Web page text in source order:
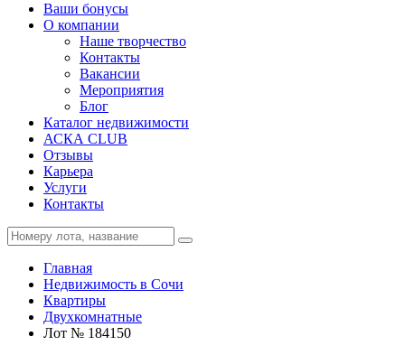
Ваши бонусы
О компании
Наше творчество
Контакты
Вакансии
Мероприятия
Блог
Каталог недвижимости
АСКА CLUB
Отзывы
Карьера
Услуги
Контакты
Главная
Недвижимость в Сочи
Квартиры
Двухкомнатные
Лот № 184150